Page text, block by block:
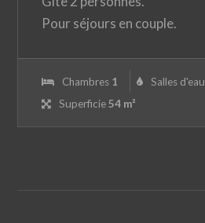
Pour séjours en couple.
Chambres 1 Salles d'eau
Superficie 54 m²